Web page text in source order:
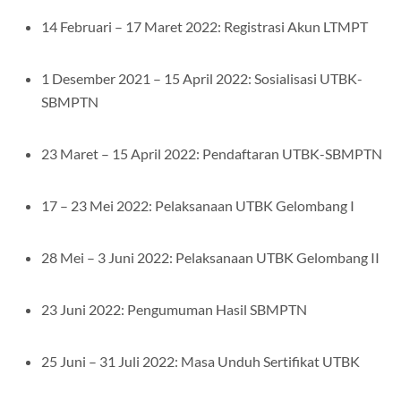
14 Februari – 17 Maret 2022: Registrasi Akun LTMPT
1 Desember 2021 – 15 April 2022: Sosialisasi UTBK-
SBMPTN
23 Maret – 15 April 2022: Pendaftaran UTBK-SBMPTN
17 – 23 Mei 2022: Pelaksanaan UTBK Gelombang I
28 Mei – 3 Juni 2022: Pelaksanaan UTBK Gelombang II
23 Juni 2022: Pengumuman Hasil SBMPTN
25 Juni – 31 Juli 2022: Masa Unduh Sertifikat UTBK